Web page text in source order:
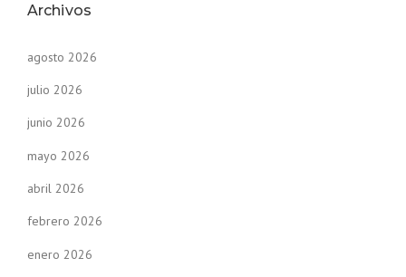
Archivos
agosto 2026
julio 2026
junio 2026
mayo 2026
abril 2026
febrero 2026
enero 2026